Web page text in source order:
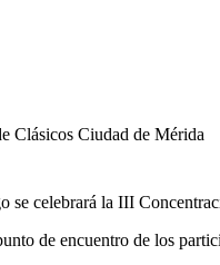
Clásicos Ciudad de Mérida
se celebrará la III
de encuentro de los